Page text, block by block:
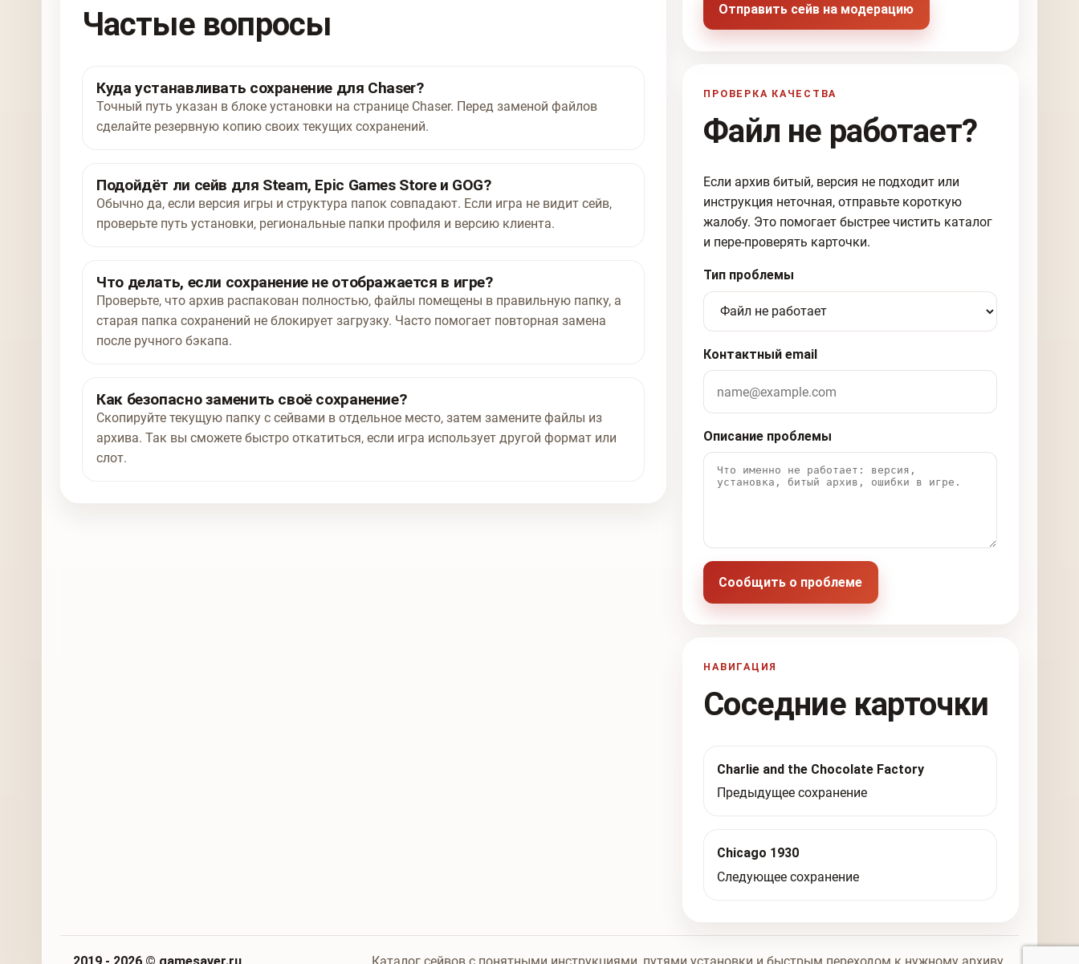
Частые вопросы
Куда устанавливать сохранение для Chaser?
Точный путь указан в блоке установки на странице Chaser. Перед заменой файлов
сделайте резервную копию своих текущих сохранений.
Подойдёт ли сейв для Steam, Epic Games Store и GOG?
Обычно да, если версия игры и структура папок совпадают. Если игра не видит сейв,
проверьте путь установки, региональные папки профиля и версию клиента.
Что делать, если сохранение не отображается в игре?
Проверьте, что архив распакован полностью, файлы помещены в правильную папку, а
старая папка сохранений не блокирует загрузку. Часто помогает повторная замена
после ручного бэкапа.
Как безопасно заменить своё сохранение?
Скопируйте текущую папку с сейвами в отдельное место, затем замените файлы из
архива. Так вы сможете быстро откатиться, если игра использует другой формат или
слот.
Отправить сейв на модерацию
ПРОВЕРКА КАЧЕСТВА
Файл не работает?
Если архив битый, версия не подходит или
инструкция неточная, отправьте короткую
жалобу. Это помогает быстрее чистить каталог
и пере-проверять карточки.
Тип проблемы
Контактный email
Описание проблемы
Сообщить о проблеме
НАВИГАЦИЯ
Соседние карточки
Charlie and the Chocolate Factory
Предыдущее сохранение
Chicago 1930
Следующее сохранение